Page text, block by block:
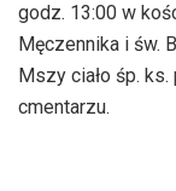
godz. 13:00 w
Męczennika i św.
Mszy ciało śp.
cmentarzu.